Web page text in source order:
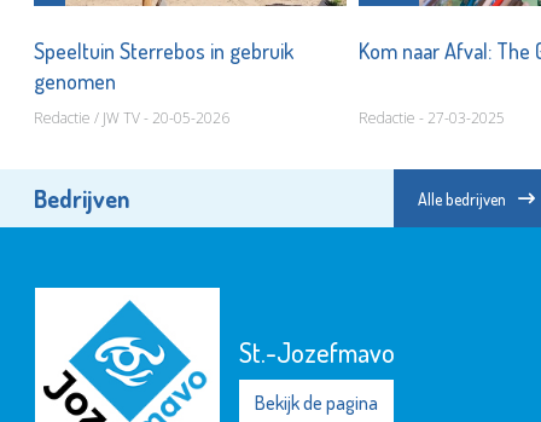
Speeltuin Sterrebos in gebruik
genomen
Redactie / JW TV - 20-05-2026
Kom naar Afval:
Redactie - 27-03-2025
Bedrijven Alle bedrijven
St.-Jozefmavo
Bekijk de pagina